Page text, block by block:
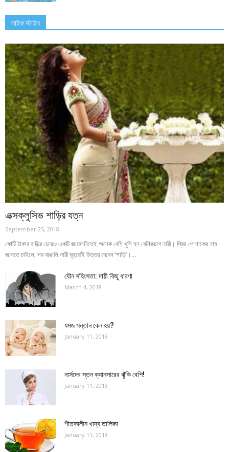
লাইফ স্টাইল
এক্সক্লুসিভ শাড়ির যত্ন
September 25, 2018
কোটি টাকার বাড়ির চেয়েও একটি জামদানিতেই অনেক বেশি খুশি হন বেশিরভাগ নারী। প্রিয় পোশাকের নাম
জানতে চাইলে, সব বাঙালি নারী মূহুর্তেই উত্তর দেবেন ‘শাড়ি’।...
যৌন সহিংসতা: দায়ী কিছু ধারণা
March 4, 2018
যমজ সন্তান কেন হয়?
January 11, 2018
নার্সদের স্তন ক্যানসারের ঝুঁকি বেশি!
January 11, 2018
শীতকালীন খাদ্য তালিকা
January 11, 2018